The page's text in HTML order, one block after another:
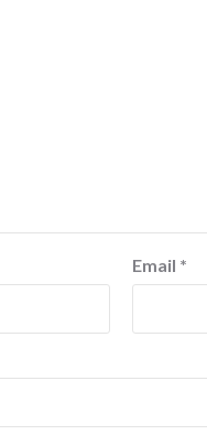
Email *